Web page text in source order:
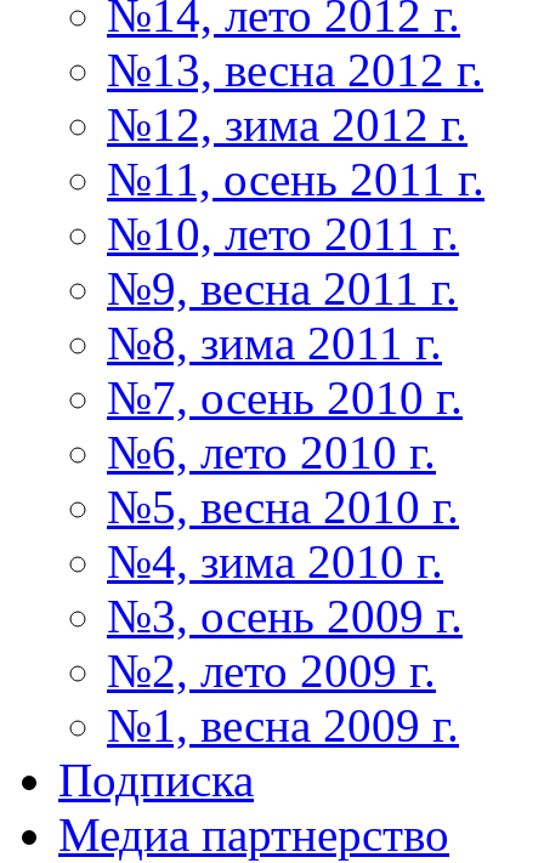
№14, лето 2012 г.
№13, весна 2012 г.
№12, зима 2012 г.
№11, осень 2011 г.
№10, лето 2011 г.
№9, весна 2011 г.
№8, зима 2011 г.
№7, осень 2010 г.
№6, лето 2010 г.
№5, весна 2010 г.
№4, зима 2010 г.
№3, осень 2009 г.
№2, лето 2009 г.
№1, весна 2009 г.
Подписка
Медиа партнерство